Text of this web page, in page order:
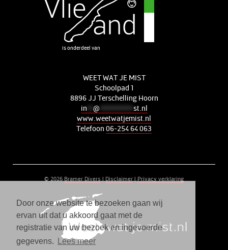
Door onze website te bezoeken gaan wij
ervan uit dat u akkoord gaat met de
registratie van uw bezoek en ingevoerde
gegevens.
Lees meer
is onderdeel van
WEET WAT JE MIST
Schoolpad 1
8896 JJ Terschelling Hoorn
in
@
st.nl
www.weetwatjemist.nl
Telefoon 06-254 64 063
© 2026 Bramer Divers | Disclaimer | Privacy verklaring